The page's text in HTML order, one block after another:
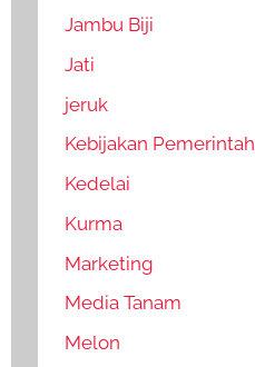
Jambu Biji
Jati
jeruk
Kebijakan Pemerintah
Kedelai
Kurma
Marketing
Media Tanam
Melon